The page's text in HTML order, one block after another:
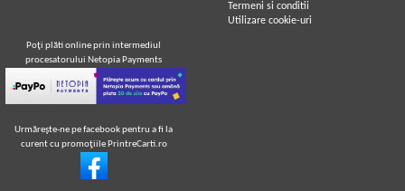
Termeni si conditii
Utilizare cookie-uri
Poţi plăti online prin intermediul
procesatorului Netopia Payments
Urmăreşte-ne pe facebook pentru a fi la
curent cu promoţiile PrintreCarti.ro